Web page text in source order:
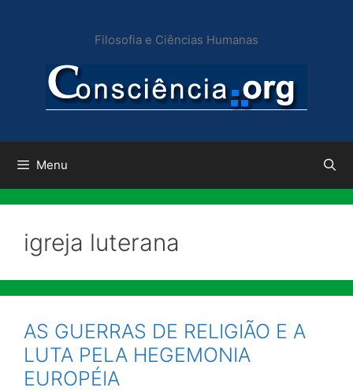
conteúdo
Filosofia e Ciências Humanas
Menu
igreja luterana
AS GUERRAS DE RELIGIÃO E A
LUTA PELA HEGEMONIA
EUROPÉIA